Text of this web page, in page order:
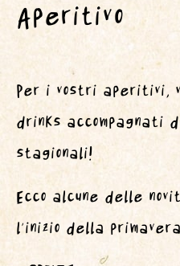
Aperitivo
Per i vostri aperitivi,
drinks accompagnati
stagionali!
Ecco alcune delle
l’inizio della